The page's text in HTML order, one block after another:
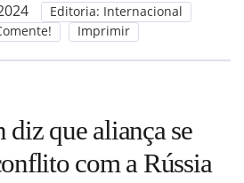
Editoria: Internacional
Imprimir
diz que aliança se
com a Rússia